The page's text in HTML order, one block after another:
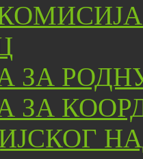
ЗА
ЗА